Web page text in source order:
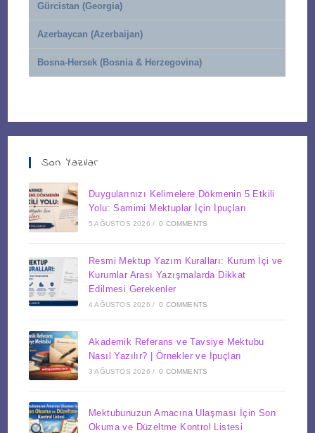
Gürcistan (Georgia)
Azerbaycan (Azerbaijan)
Bosna-Hersek (Bosnia & Herzegovina)
Son Yazılar
Duygularınızı Kelimelere Dökmenin 5 Etkili
Yolu: Samimi Mektuplar İçin İpuçları
5 AĞUSTOS 2026 / 0 COMMENTS
Resmi Mektup Yazım Kuralları: Kurum İçi ve
Kurumlar Arası Yazışmalarda Dikkat
Edilmesi Gerekenler
4 AĞUSTOS 2026 / 0 COMMENTS
Akademik Referans ve Tavsiye Mektubu
Nasıl Yazılır? | Örnekler ve İpuçları
3 AĞUSTOS 2026 / 0 COMMENTS
Mektubunuzun Amacına Ulaşması İçin Son
Okuma ve Düzeltme Kontrol Listesi